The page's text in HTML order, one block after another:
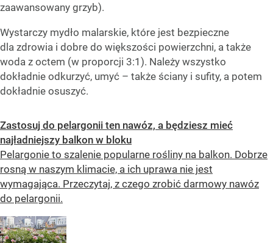
zaawansowany grzyb).
Wystarczy mydło malarskie, które jest bezpieczne
dla zdrowia i dobre do większości powierzchni, a także
woda z octem (w proporcji 3:1). Należy wszystko
dokładnie odkurzyć, umyć – także ściany i sufity, a potem
dokładnie osuszyć.
Zastosuj do pelargonii ten nawóz, a będziesz mieć
najładniejszy balkon w bloku
Pelargonie to szalenie popularne rośliny na balkon. Dobrze
rosną w naszym klimacie, a ich uprawa nie jest
wymagająca. Przeczytaj, z czego zrobić darmowy nawóz
do pelargonii.